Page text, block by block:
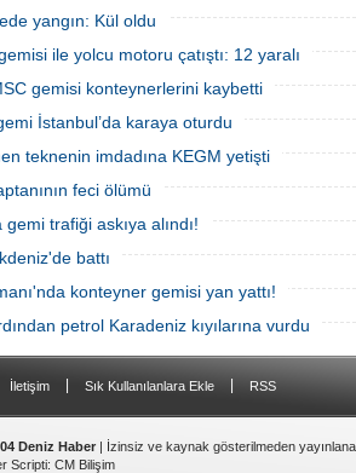
dönemedi.
yangın: Kül oldu
ile yolcu motoru çatıştı: 12 yaralı
gemisi konteynerlerini kaybetti
İstanbul’da karaya oturdu
teknenin imdadına KEGM yetişti
feci ölümü
trafiği askıya alındı!
battı
konteyner gemisi yan yattı!
petrol Karadeniz kıyılarına vurdu
İletişim Sık Kullanılanlara Ekle RSS
Deniz Haber | İzinsiz ve kaynak gösterilmeden
Scripti: CM Bilişim